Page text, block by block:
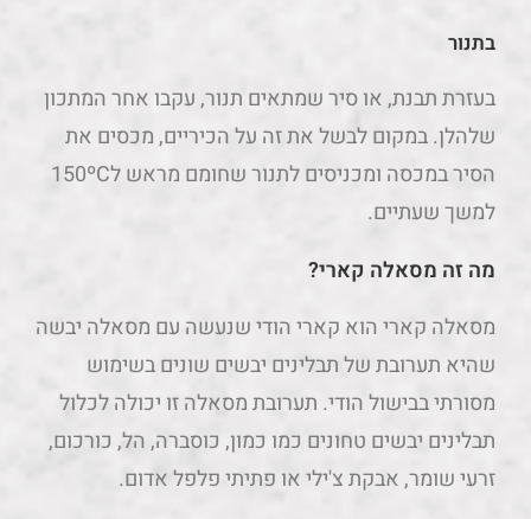
בתנור
בעזרת תבנת, או סיר שמתאים תנור, עקבו אחר המתכון
שלהלן. במקום לבשל את זה על הכיריים, מכסים את
הסיר במכסה ומכניסים לתנור שחומם מראש ל150ºC
למשך שעתיים.
מה זה מסאלה קארי?
מסאלה קארי הוא קארי הודי שנעשה עם מסאלה יבשה
שהיא תערובת של תבלינים יבשים שונים בשימוש
מסורתי בבישול הודי. תערובת מסאלה זו יכולה לכלול
תבלינים יבשים טחונים כמו כמון, כוסברה, הל, כורכום,
זרעי שומר, אבקת צ'ילי או פתיתי פלפל אדום.